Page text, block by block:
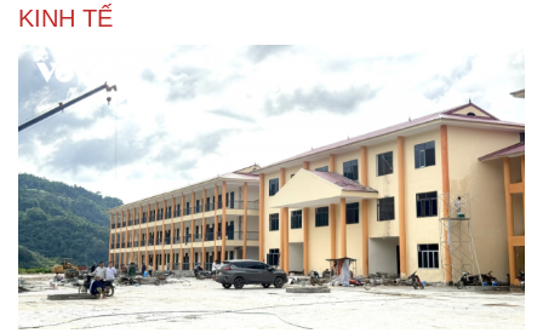
Doanh nghiệp
Thông tin doanh nghiệp
Doanh nghiệp 24h
Doanh nhân
Vì cộng đồng
Công nghệ
Sành điệu
Tin Công nghệ
Trải nghiệm
Chuyển đổi số
KINH TẾ